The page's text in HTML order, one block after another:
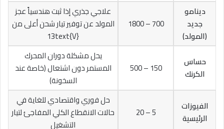
دينامو
جديد
(المولد)
700 – 1800
علاجي جذري إذا ثبت هندسياً عجز
المولد عن توفير تيار شحن أعلى من
13text{V}
حساس
الكرنك
150 – 500
يحل مشكلة دوران المحرك
المستمر دون اشتعال (خاصة عند
السخونة)
الفيوزات
الرئيسية
5 – 20
حل فوري واقتصادي للغاية في
حالات الانقطاع الكلي المفاجئ لتيار
التشغيل